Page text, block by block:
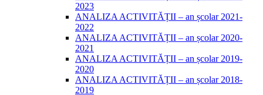
2023
ANALIZA ACTIVITĂȚII – an școlar 2021-
2022
ANALIZA ACTIVITĂȚII – an școlar 2020-
2021
ANALIZA ACTIVITĂȚII – an școlar 2019-
2020
ANALIZA ACTIVITĂȚII – an școlar 2018-
2019